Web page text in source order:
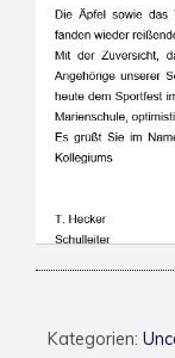
Kategorien: